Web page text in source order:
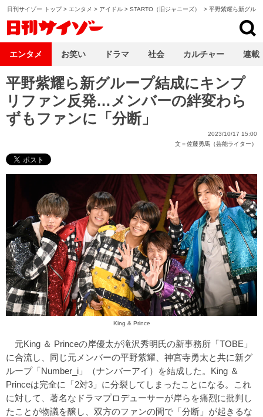
日刊サイゾー トップ> エンタメ > アイドル > STARTO（旧ジャニーズ） > 平野紫耀ら新グル
平野紫耀ら新グループ結成にキンプ
リファン反発…メンバーの絆変わら
ずもファンに「分断」
2023/10/17 15:00
文＝佐藤勇馬（芸能ライター）
King & Prince
元King ＆ Princeの岸優太が滝沢秀明氏の新事務所「TOBE」
に合流し、同じ元メンバーの平野紫耀、神宮寺勇太と共に新グ
ループ「Number_i」（ナンバーアイ）を結成した。King ＆
Princeは完全に「2対3」に分裂してしまったことになる。これ
に対して、著名なドラマプロデューサーが岸らを痛烈に批判し
たことが物議を醸し、双方のファンの間で「分断」が起きるな
エンタメ お笑い ドラマ 社会 カルチャー 連載